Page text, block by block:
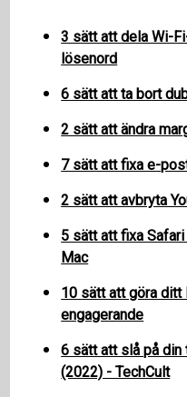
3 sätt att dela Wi-
lösenord
6 sätt att ta bort
2 sätt att ändra
7 sätt att fixa e-
2 sätt att avbryta
5 sätt att fixa
Mac
10 sätt att göra
engagerande
6 sätt att slå på
(2022) - TechCult